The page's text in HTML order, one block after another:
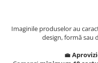
Placi Video
Procesoare
Imaginile produselor au
design, formă sau
💼